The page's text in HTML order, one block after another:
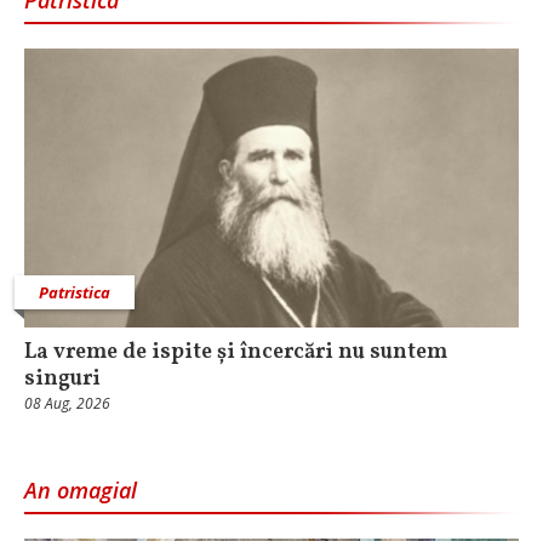
Patristica
La vreme de ispite și încercări nu suntem
singuri
08 Aug, 2026
An omagial